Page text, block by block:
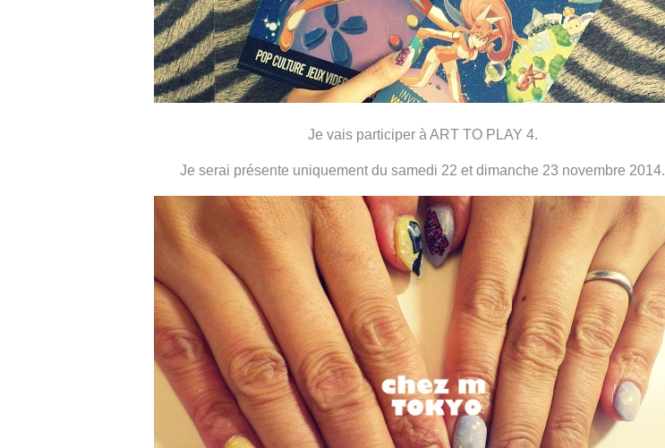
Je vais participer à ART TO PLAY 4.
Je serai présente uniquement du samedi 22 et dimanche 23 novembre 2014.